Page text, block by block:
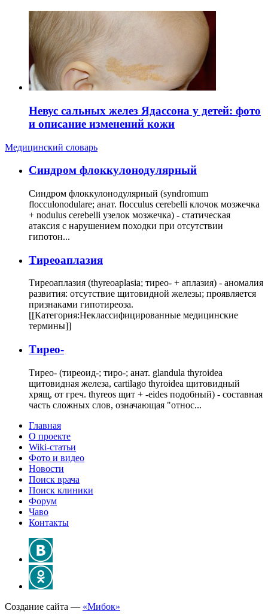
Невус сальных желез Ядассона у детей: фото
и описание изменений кожи
Медицинский словарь
Cиндром флоккулонодулярный
Синдром флоккулонодулярный (syndromum
flocculonodulare; анат. flocculus cerebelli клочок мозжечка
+ nodulus cerebelli узелок мозжечка) - статическая
атаксия с нарушением походки при отсутствии
гипотон...
Тиреоаплазия
Тиреоаплазия (thyreoaplasia; тирео- + аплазия) - аномалия
развития: отсутствие щитовидной железы; проявляется
признаками гипотиреоза.
[[Категория:Неклассифицированные медицинские
термины]]
Тирео-
Тирео- (тиреоид-; тиро-; анат. glandula thyroidea
щитовидная железа, cartilago thyroidea щитовидный
хрящ, от греч. thyreos щит + -eides подобный) - составная
часть сложных слов, означающая "относ...
Главная
О проекте
Wiki-статьи
Фото и видео
Новости
Поиск врача
Поиск клиники
Форум
Чаво
Контакты
Создание сайта — «Мибок»